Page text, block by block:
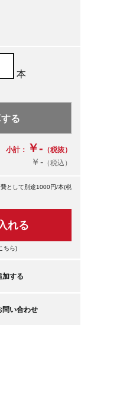
本
小計： ￥- （税抜）
￥-（税込）
として別途1000円/本(税
れる
ちら)
加する
問い合わせ